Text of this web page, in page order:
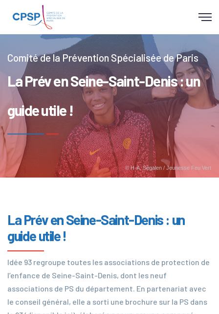
Panneau de gestion des cookies
Comité de la Prévention Spécialisée de Paris
La Prév en Seine-Saint-Denis : un
guide utile !
© H-A. Ségalen / Jeunesse Feu Vert
La Prév en Seine-Saint-Denis : un
guide utile !
Idée 93 regroupe toutes les associations de protection de
l’enfance de Seine-Saint-Denis, dont les neuf
associations de PS du département. En partenariat avec
le conseil général, elle a sorti une brochure sur la PS dans